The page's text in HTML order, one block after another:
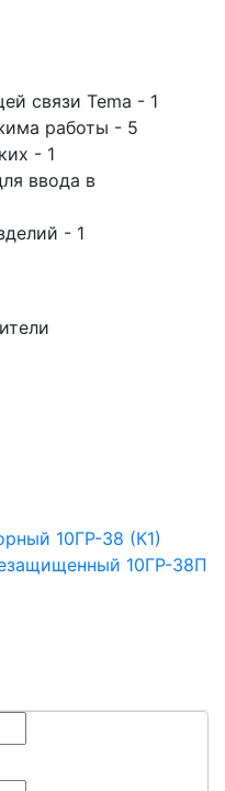
связи Tema - 1
работы - 5
- 1
ввода в
- 1
10ГР-38 (К1)
10ГР-38П